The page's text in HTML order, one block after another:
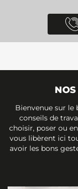
Bienvenue sur le
conseils de
choisir, poser ou
vous libèrent ici
avoir les bons